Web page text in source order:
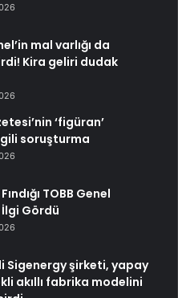
mal varlığı da
Kira geliri dudak
‘figüran’
soruşturma
TOBB Genel
İlgi Gördü
Sigenergy şirketi, yapay
akıllı fabrika modelini